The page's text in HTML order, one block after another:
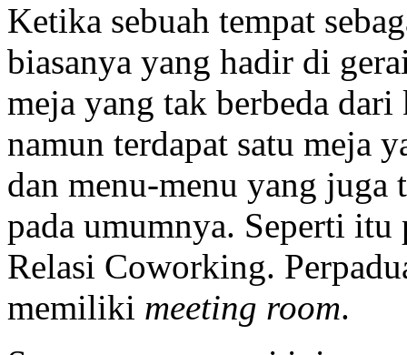
Ketika sebuah tempat
biasanya yang hadir di
meja yang tak berbeda
namun terdapat satu meja
dan menu-menu yang
pada umumnya. Seperti
Relasi Coworking.
memiliki meeting room.